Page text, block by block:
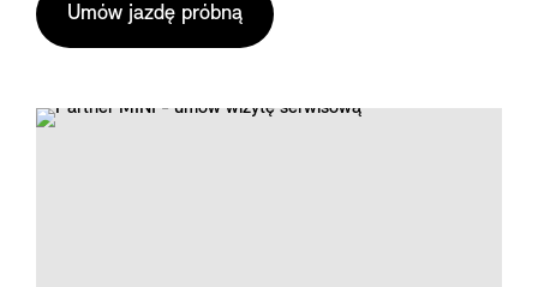
Umów jazdę próbną